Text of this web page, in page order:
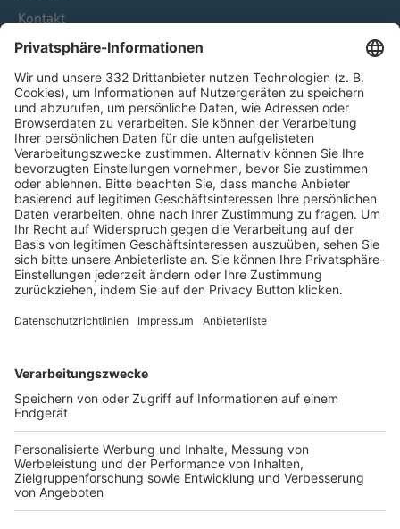
Kontakt
HÄUFIG BESUCHTE SEITEN
Pässe und Vereinswechsel
Trainerausbildung
Schulungsangebot Vereinsmitarbeiter
BFV-Geschäftsstellen
Trainerbörse
Login SpielPlus
FOLGE DEM BFV
TOP-VEREINE
TOP-PARTNER